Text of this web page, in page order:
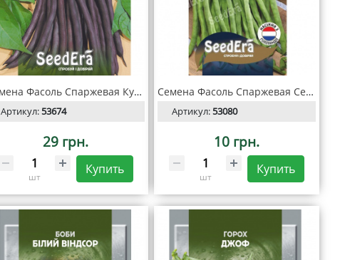
Семена Фасоль Спаржевая Кустовая Парпл Типи 20 г, Seedera
Артикул:53674
29 грн.
шт
Купить
Семена Фасоль Спаржевая Серенгети 20 шт, Seedera Profi
Артикул:53080
10 грн.
шт
Купить